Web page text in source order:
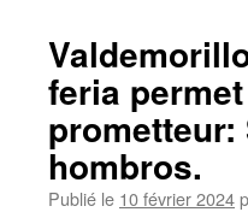
feria
hombros.
Publié le 10 février 2024